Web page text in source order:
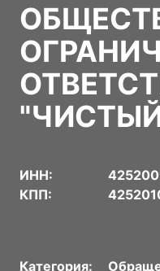
ИНН:
КПП:
Категория: